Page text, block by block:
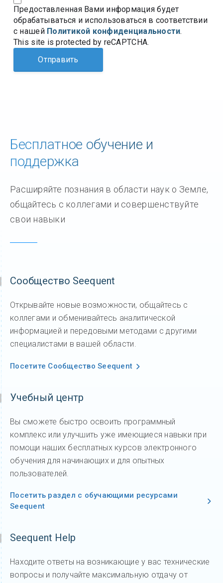
Предоставленная Вами информация будет
обрабатываться и использоваться в соответствии
с нашей Политикой конфиденциальности.
This site is protected by reCAPTCHA.
Отправить
Бесплатное обучение и
поддержка
Расширяйте познания в области наук о Земле,
общайтесь с коллегами и совершенствуйте
свои навыки
Сообщество Seequent
Открывайте новые возможности, общайтесь с
коллегами и обменивайтесь аналитической
информацией и передовыми методами с другими
специалистами в вашей области.
Посетите Сообщество Seequent
Учебный центр
Вы сможете быстро освоить программный
комплекс или улучшить уже имеющиеся навыки при
помощи наших бесплатных курсов электронного
обучения для начинающих и для опытных
пользователей.
Посетить раздел с обучающими ресурсами
Seequent
Seequent Help
Находите ответы на возникающие у вас технические
вопросы и получайте максимальную отдачу от